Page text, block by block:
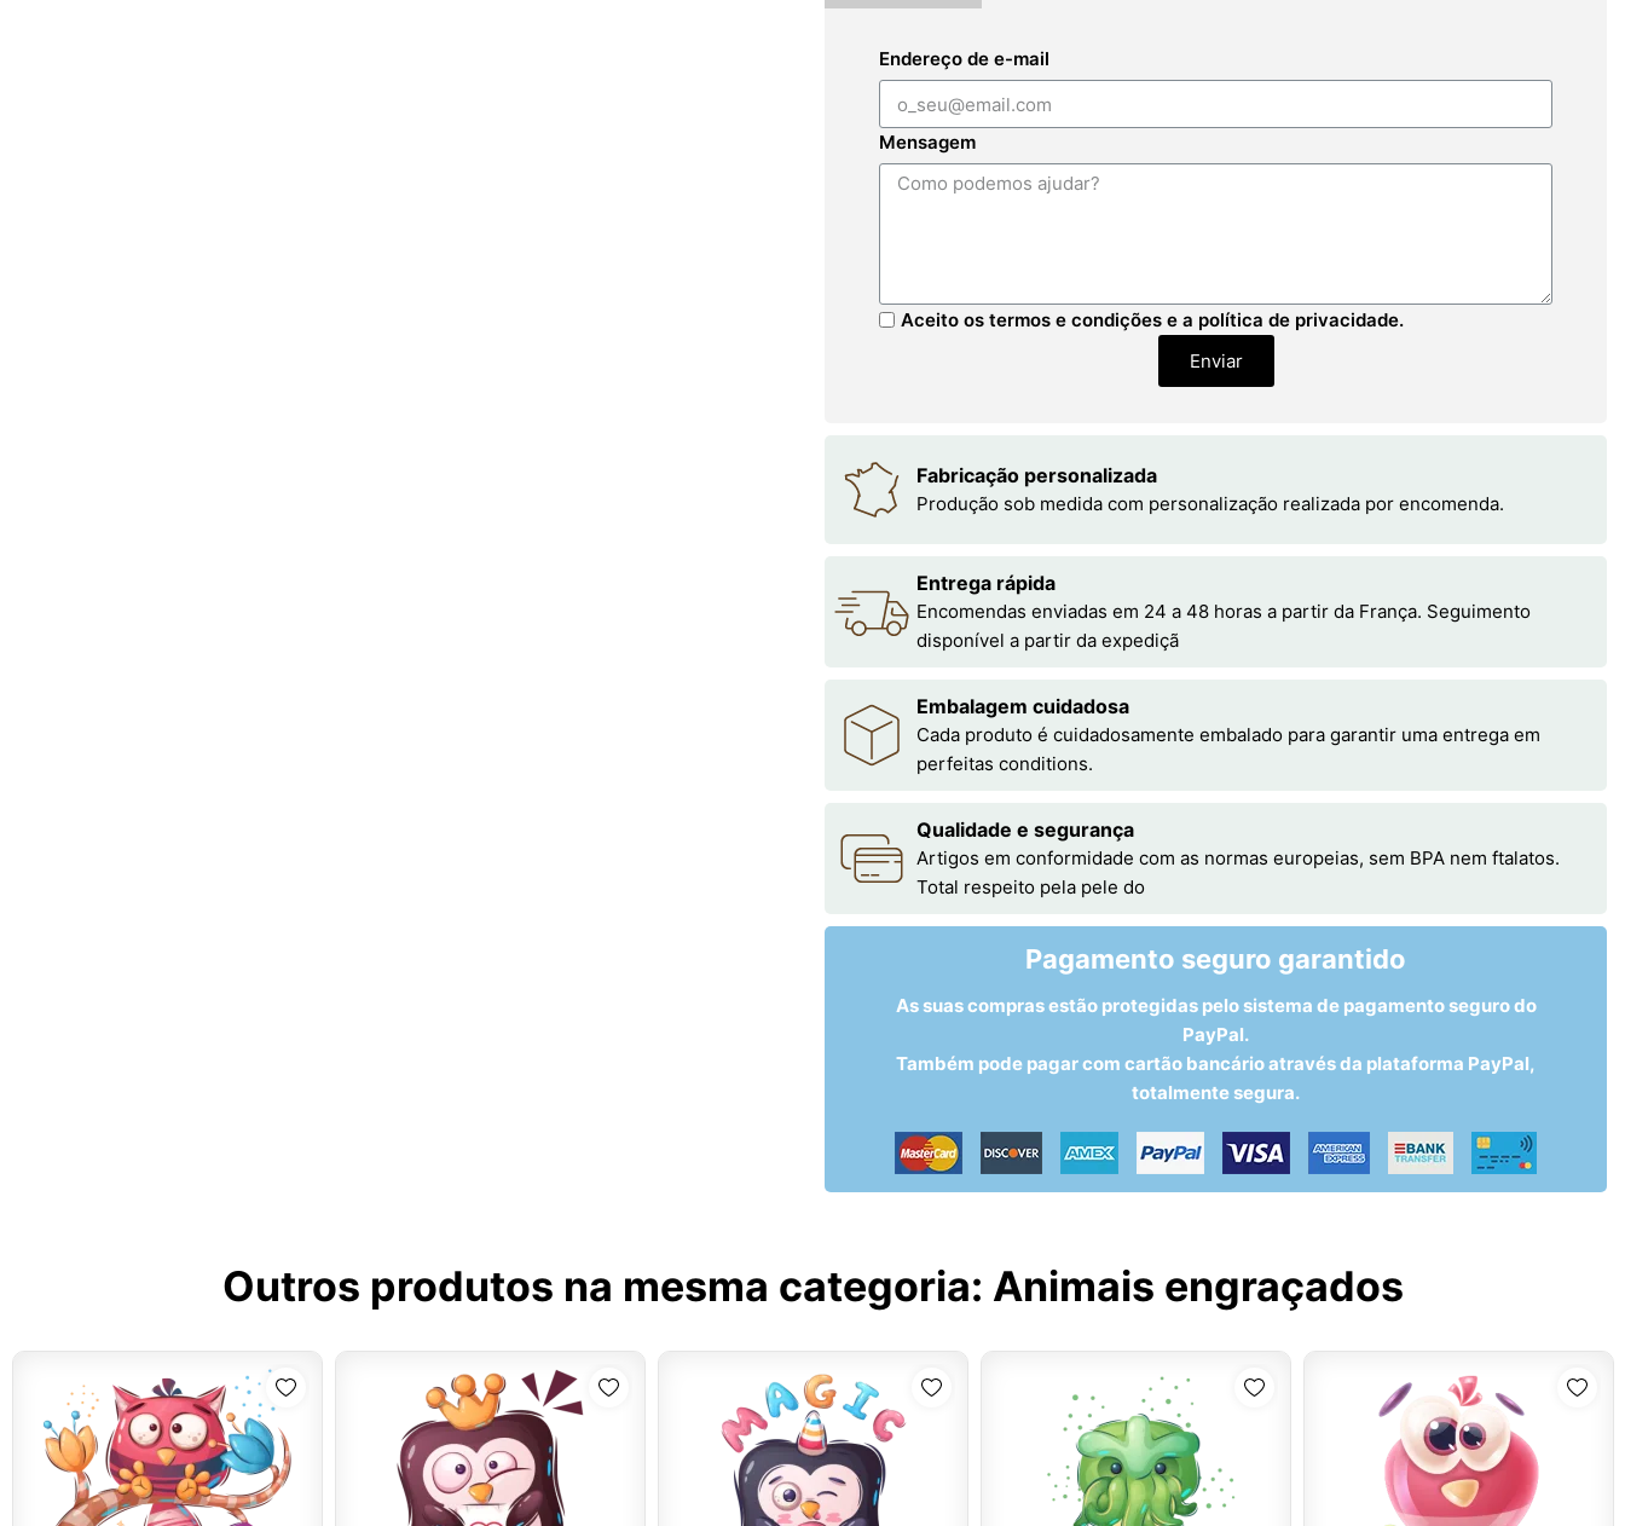
Endereço de e-mail
Mensagem
Aceito os termos e condições e a política de privacidade.
Enviar
Fabricação personalizada
Produção sob medida com personalização realizada por encomenda.
Entrega rápida
Encomendas enviadas em 24 a 48 horas a partir da França. Seguimento
disponível a partir da expediçã
Embalagem cuidadosa
Cada produto é cuidadosamente embalado para garantir uma entrega em
perfeitas conditions.
Qualidade e segurança
Artigos em conformidade com as normas europeias, sem BPA nem ftalatos.
Total respeito pela pele do
Pagamento seguro garantido
As suas compras estão protegidas pelo sistema de pagamento seguro do
PayPal.
Também pode pagar com cartão bancário através da plataforma PayPal,
totalmente segura.
Outros produtos na mesma categoria: Animais engraçados